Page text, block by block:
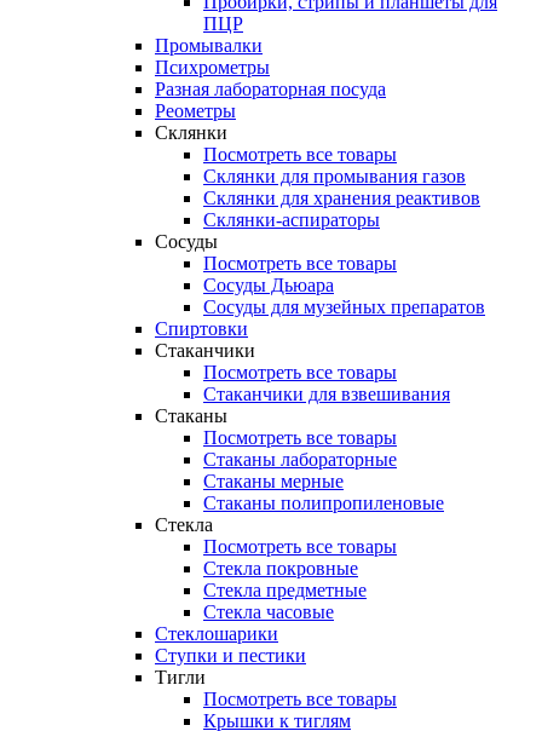
ПЦР
Промывалки
Психрометры
Разная лабораторная посуда
Реометры
Склянки
Посмотреть все товары
Склянки для промывания газов
Склянки для хранения реактивов
Склянки-аспираторы
Сосуды
Посмотреть все товары
Сосуды Дьюара
Сосуды для музейных препаратов
Спиртовки
Стаканчики
Посмотреть все товары
Стаканчики для взвешивания
Стаканы
Посмотреть все товары
Стаканы лабораторные
Стаканы мерные
Стаканы полипропиленовые
Стекла
Посмотреть все товары
Стекла покровные
Стекла предметные
Стекла часовые
Стеклошарики
Ступки и пестики
Тигли
Посмотреть все товары
Крышки к тиглям